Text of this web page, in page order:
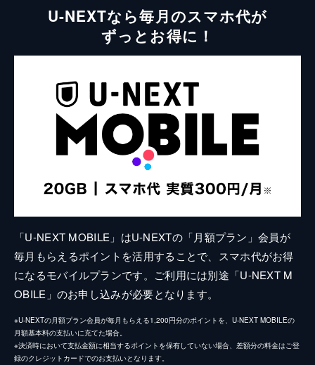
U-NEXTなら毎月のスマホ代が
ずっとお得に！
「U-NEXT MOBILE」はU-NEXTの「月額プラン」会員が
毎月もらえるポイントを活用することで、スマホ代がお得
になるモバイルプランです。ご利用には別途「U-NEXT M
OBILE」のお申し込みが必要となります。
※U-NEXTの月額プラン会員が毎月もらえる1,200円分のポイントを、U-NEXT MOBILEの
月額基本料の支払いに充てた場合。
※決済時において支払金額に相当するポイントを保有していない場合、差額分の料金はご登
録のクレジットカードでのお支払いとなります。